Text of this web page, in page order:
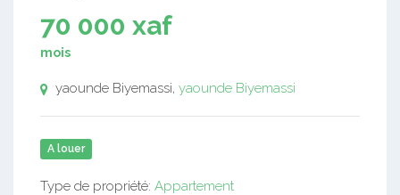
70 000 xaf
mois
yaounde Biyemassi, yaounde Biyemassi
A louer
Type de propriété: Appartement